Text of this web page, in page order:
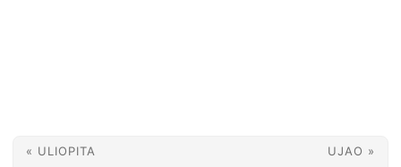
« ULIOPITA UJAO »